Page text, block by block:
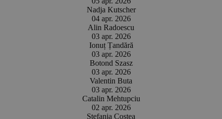
Nadja Kutscher
04 apr. 2026
Alin Radoescu
03 apr. 2026
Ionuț Țandără
03 apr. 2026
Botond Szasz
03 apr. 2026
Valentin Buta
03 apr. 2026
Catalin Mehtupciu
02 apr. 2026
Stefania Costea